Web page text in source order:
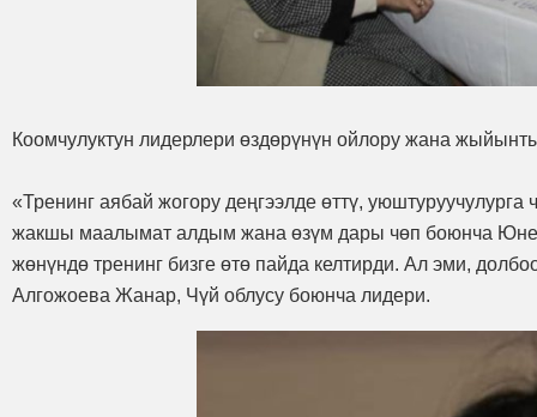
Коомчулуктун лидерлери өздөрүнүн ойлору жана
«Тренинг аябай жогору деңгээлде өттү,
жакшы маалымат алдым жана өзүм дары чөп боюнча
жөнүндө тренинг бизге өтө пайда келтирди. Ал эми,
Алгожоева Жанар, Чүй облусу боюнча лидери.